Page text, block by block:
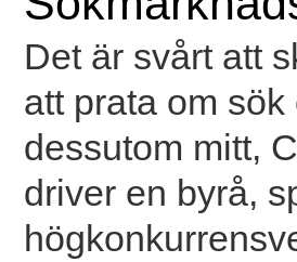
Det är svårt att
att prata om
dessutom mitt,
driver en byrå,